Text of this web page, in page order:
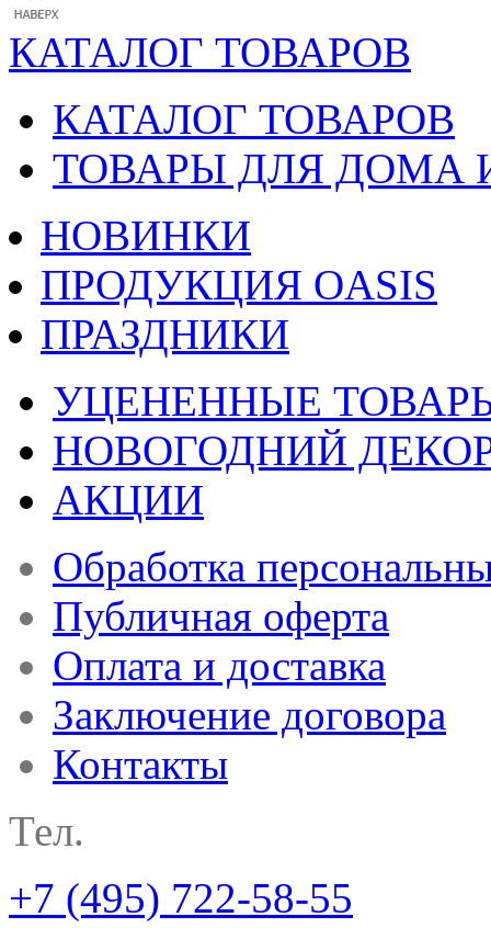
КАТАЛОГ ТОВАРОВ
КАТАЛОГ ТОВАРОВ
ТОВАРЫ ДЛЯ ДОМА
НОВИНКИ
ПРОДУКЦИЯ OASIS
ПРАЗДНИКИ
УЦЕНЕННЫЕ
НОВОГОДНИЙ
АКЦИИ
Обработка
Публичная оферта
Оплата и доставка
Заключение договора
Контакты
Тел.
+7 (495) 722-58-55